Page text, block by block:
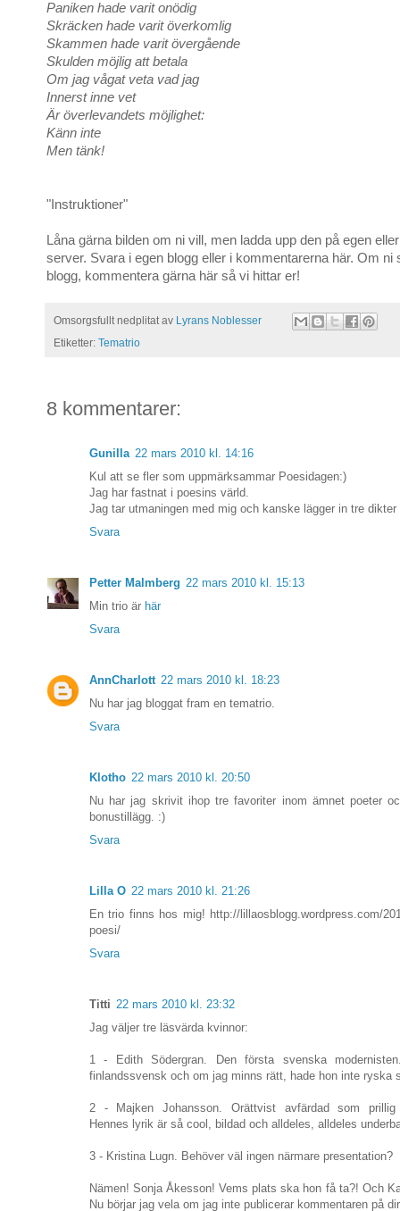
Paniken hade varit onödig
Skräcken hade varit överkomlig
Skammen hade varit övergående
Skulden möjlig att betala
Om jag vågat veta vad jag
Innerst inne vet
Är överlevandets möjlighet:
Känn inte
Men tänk!
"Instruktioner"
Låna gärna bilden om ni vill, men ladda upp den på egen
server. Svara i egen blogg eller i kommentarerna här. Om ni
blogg, kommentera gärna här så vi hittar er!
Omsorgsfullt nedplitat av Lyrans Noblesser
Etiketter: Tematrio
8 kommentarer:
Gunilla 22 mars 2010 kl. 14:16
Kul att se fler som uppmärksammar Poesidagen:)
Jag har fastnat i poesins värld.
Jag tar utmaningen med mig och kanske lägger in tre dikter
Svara
Petter Malmberg 22 mars 2010 kl. 15:13
Min trio är här
Svara
AnnCharlott 22 mars 2010 kl. 18:23
Nu har jag bloggat fram en tematrio.
Svara
Klotho 22 mars 2010 kl. 20:50
Nu har jag skrivit ihop tre favoriter inom ämnet poeter
bonustillägg. :)
Svara
Lilla O 22 mars 2010 kl. 21:26
En trio finns hos mig! http://lillaosblogg.wordpress.com/
poesi/
Svara
Titti 22 mars 2010 kl. 23:32
Jag väljer tre läsvärda kvinnor:
1 - Edith Södergran. Den första svenska
finlandssvensk och om jag minns rätt, hade hon inte ryska
2 - Majken Johansson. Orättvist avfärdad som prillig
Hennes lyrik är så cool, bildad och alldeles, alldeles
3 - Kristina Lugn. Behöver väl ingen närmare presentation?
Nämen! Sonja Åkesson! Vems plats ska hon få ta?! Och
Nu börjar jag vela om jag inte publicerar kommentaren på